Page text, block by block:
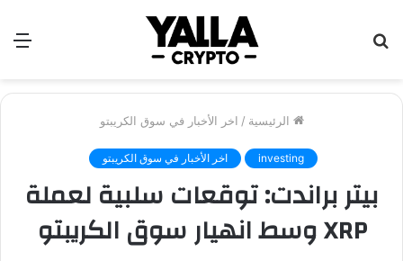
الرئيسية / اخر الأخبار في سوق الكريبتو
investing اخر الأخبار في سوق الكريبتو
بيتر براندت: توقعات سلبية لعملة
XRP وسط انهيار سوق الكريبتو